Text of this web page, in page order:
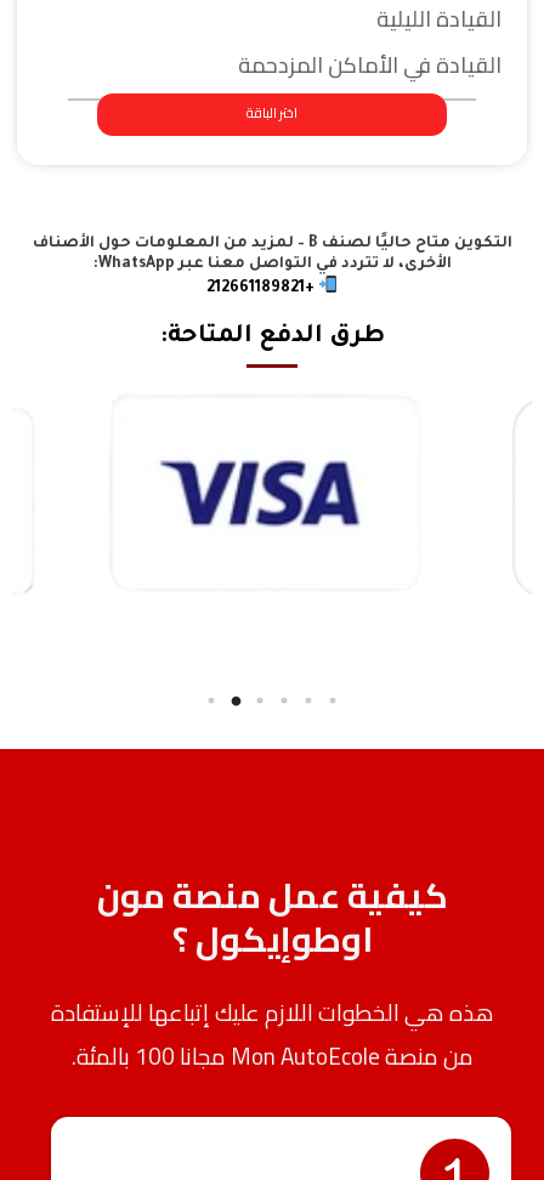
القيادة الليلية
القيادة في الأماكن المزدحمة
اختر الباقة
التكوين متاح حاليًا لصنف B – لمزيد من المعلومات حول الأصناف
الأخرى، لا تتردد في التواصل معنا عبر WhatsApp:
+212661189821
طرق الدفع المتاحة:
كيفية عمل منصة مون
اوطوإيكول ؟
هذه هي الخطوات اللازم عليك إتباعها للإستفادة
من منصة Mon AutoEcole مجانا 100 بالمئة.